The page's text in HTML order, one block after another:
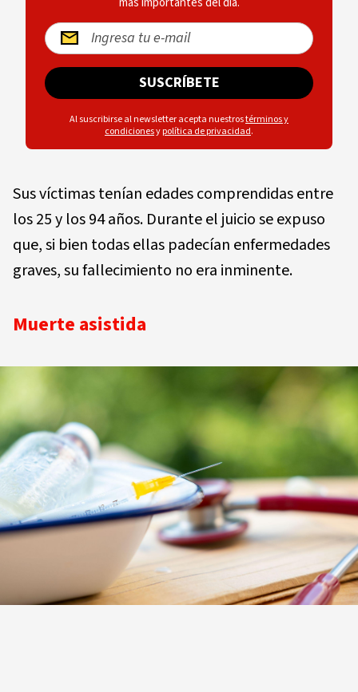
SUSCRÍBETE
Al suscribirse al newsletter acepta nuestrostérminos y
condicionesypolítica de privacidad.
Sus víctimas tenían edades comprendidas entre
los 25 y los 94 años. Durante el juicio se expuso
que, si bien todas ellas padecían enfermedades
graves, su fallecimiento no era inminente.
Muerte asistida